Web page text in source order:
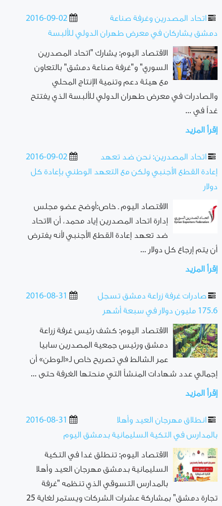
2016-09-02
اتحاد المصدرين وغرفة صناعة
دمشق يشاركان في معرض طهران الدولي للألبسة
الاقتصاد اليوم: يشارك "اتحاد المصدرين
السوري" و"غرفة صناعة دمشق" بالتعاون
مع هيئة دعم وتنمية الإنتاج المحلي
والصادرات في معرض طهران الدولي للألبسة الذي يفتتح
غداً في ...
إقرأ المزيد
2016-09-02
اتحاد المصدرين: نحن ضد تعهد
إعادة القطع الأجنبي ولكن مع التعهد الوطني بإعادة كل
دولار
الاقتصاد اليوم ـ خاص:أوضح عضو مجلس
إدارة اتحاد المصدرين إياد محمد، أن الاتحاد
ضد تعهد إعادة القطع الأجنبي لأنه يفترض
أن يتم إرجاع كل دولار ...
إقرأ المزيد
2016-08-31
صادرات غرفة زراعة دمشق تسجل
175.6 مليون دولار في سبعة أشهر
الاقتصاد اليوم: كشف رئيس غرفة زراعة
دمشق ورئيس جمعية المصدرين سابيا
عمر الشالط في تصريح خاص لـ«الوطن» أن
إجمالي عدد شهادات المنشأ التي منحتها الغرفة حتى ...
إقرأ المزيد
2016-08-31
انطلاق مهرجان العيد وأهلا
بالمدارس في التكية السليمانية بدمشق اليوم
الاقتصاد اليوم: تنطلق غدا في التكية
السليمانية بدمشق مهرجان العيد وأهلا
بالمدارس التسوقي الذي تنظمه "غرفة
تجارة دمشق" بمشاركة عشرات الشركات ويستمر لغاية 25